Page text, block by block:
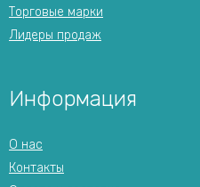
Торговые марки
Лидеры продаж
Информация
О нас
Контакты